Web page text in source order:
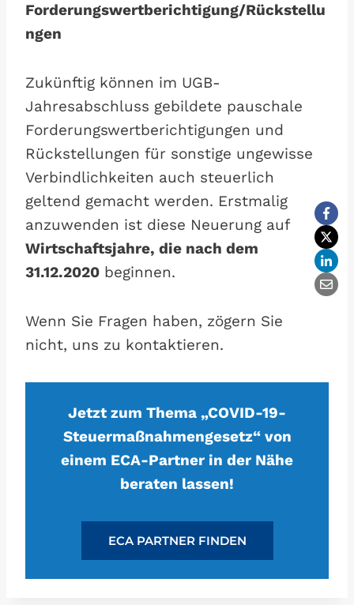
Forderungswertberichtigung/Rückstellu
ngen
Zukünftig können im UGB-
Jahresabschluss gebildete pauschale
Forderungswertberichtigungen und
Rückstellungen für sonstige ungewisse
Verbindlichkeiten auch steuerlich
geltend gemacht werden. Erstmalig
anzuwenden ist diese Neuerung auf
Wirtschaftsjahre, die nach dem
31.12.2020 beginnen.
Wenn Sie Fragen haben, zögern Sie
nicht, uns zu kontaktieren.
Jetzt zum Thema „COVID-19-
Steuermaßnahmengesetz“ von
einem ECA-Partner in der Nähe
beraten lassen!
ECA PARTNER FINDEN